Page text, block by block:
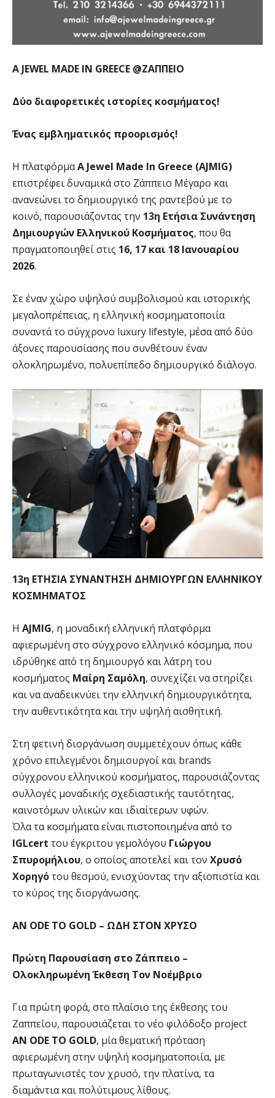
A JEWEL MADE IN GREECE @ΖΑΠΠΕΙΟ
Δύο διαφορετικές ιστορίες κοσμήματος!
Ένας εμβληματικός προορισμός!
Η πλατφόρμαA Jewel Made In Greece (AJMIG)
επιστρέφει δυναμικά στο Ζάππειο Μέγαρο και
ανανεώνει το δημιουργικό της ραντεβού με το
κοινό, παρουσιάζοντας την 13η Ετήσια Συνάντηση
Δημιουργών Ελληνικού Κοσμήματος, που θα
πραγματοποιηθεί στις 16, 17 και 18 Ιανουαρίου
2026.
Σε έναν χώρο υψηλού συμβολισμού και ιστορικής
μεγαλοπρέπειας, η ελληνική κοσμηματοποιία
συναντά το σύγχρονο luxury lifestyle, μέσα από δύο
άξονες παρουσίασης που συνθέτουν έναν
ολοκληρωμένο, πολυεπίπεδο δημιουργικό διάλογο.
13η ΕΤΗΣΙΑ ΣΥΝΑΝΤΗΣΗ ΔΗΜΙΟΥΡΓΩΝ ΕΛΛΗΝΙΚΟΥ
ΚΟΣΜΗΜΑΤΟΣ
Η AJMIG, η μοναδική ελληνική πλατφόρμα
αφιερωμένη στο σύγχρονο ελληνικό κόσμημα, που
ιδρύθηκε από τη δημιουργό και λάτρη του
κοσμήματος Μαίρη Σαμόλη, συνεχίζει να στηρίζει
και να αναδεικνύει την ελληνική δημιουργικότητα,
την αυθεντικότητα και την υψηλή αισθητική.
Στη φετινή διοργάνωση συμμετέχουν όπως κάθε
χρόνο επιλεγμένοι δημιουργοί και brands
σύγχρονου ελληνικού κοσμήματος, παρουσιάζοντας
συλλογές μοναδικής σχεδιαστικής ταυτότητας,
καινοτόμων υλικών και ιδιαίτερων υφών.
Όλα τα κοσμήματα είναι πιστοποιημένα από το
IGLcert του έγκριτου γεμολόγου Γιώργου
Σπυρομήλιου, ο οποίος αποτελεί και τον Χρυσό
Χορηγότου θεσμού, ενισχύοντας την αξιοπιστία και
το κύρος της διοργάνωσης.
AN ODE TO GOLD – ΩΔΗ ΣΤΟΝ ΧΡΥΣΟ
Πρώτη Παρουσίαση στο Ζάππειο –
Ολοκληρωμένη Έκθεση Τον Νοέμβριο
Για πρώτη φορά, στο πλαίσιο της έκθεσης του
Ζαππείου, παρουσιάζεται το νέο φιλόδοξο project
AN ODE TO GOLD, μία θεματική πρόταση
αφιερωμένη στην υψηλή κοσμηματοποιία, με
πρωταγωνιστές τον χρυσό, την πλατίνα, τα
διαμάντια και πολύτιμους λίθους.